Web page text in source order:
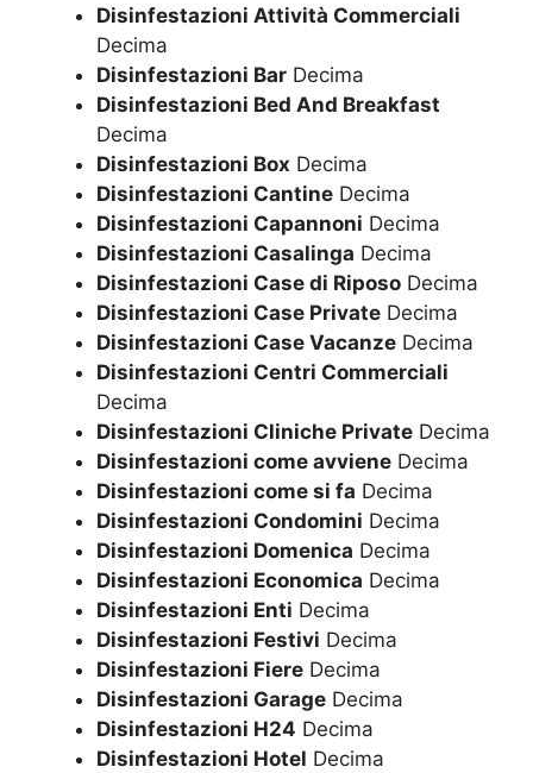
Disinfestazioni Attività Commerciali
Decima
Disinfestazioni Bar Decima
Disinfestazioni Bed And Breakfast
Decima
Disinfestazioni Box Decima
Disinfestazioni Cantine Decima
Disinfestazioni Capannoni Decima
Disinfestazioni Casalinga Decima
Disinfestazioni Case di Riposo Decima
Disinfestazioni Case Private Decima
Disinfestazioni Case Vacanze Decima
Disinfestazioni Centri Commerciali
Decima
Disinfestazioni Cliniche Private Decima
Disinfestazioni come avviene Decima
Disinfestazioni come si fa Decima
Disinfestazioni Condomini Decima
Disinfestazioni Domenica Decima
Disinfestazioni Economica Decima
Disinfestazioni Enti Decima
Disinfestazioni Festivi Decima
Disinfestazioni Fiere Decima
Disinfestazioni Garage Decima
Disinfestazioni H24 Decima
Disinfestazioni Hotel Decima